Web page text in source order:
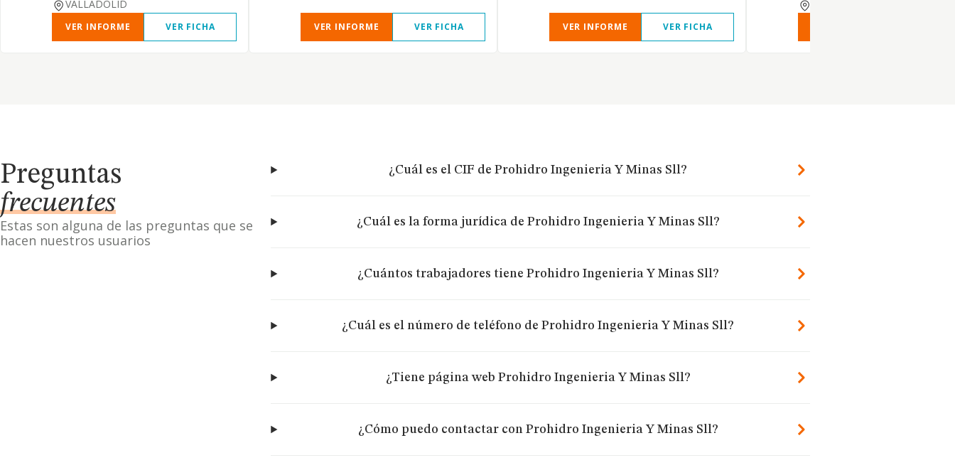
VALLADOLID
VER INFORME VER FICHA VER INFORME VER FICHA VER INFORME VER FICHA
Preguntas
frecuentes
Estas son alguna de las preguntas que se
hacen nuestros usuarios
¿Cuál es el CIF de Prohidro Ingenieria Y Minas Sll?
¿Cuál es la forma jurídica de Prohidro Ingenieria Y Minas Sll?
¿Cuántos trabajadores tiene Prohidro Ingenieria Y Minas Sll?
¿Cuál es el número de teléfono de Prohidro Ingenieria Y Minas Sll?
¿Tiene página web Prohidro Ingenieria Y Minas Sll?
¿Cómo puedo contactar con Prohidro Ingenieria Y Minas Sll?